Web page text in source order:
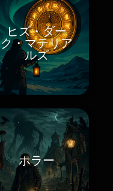
ヒズ・ダー
ク・マテリア
ルズ
ホラー